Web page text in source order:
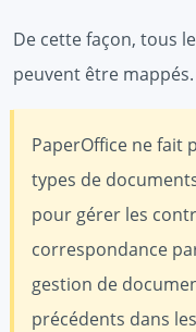
De cette façon, tous
peuvent être mappés.
PaperOffice ne fait
types de
pour gérer les
correspondance
gestion de
précédents dans